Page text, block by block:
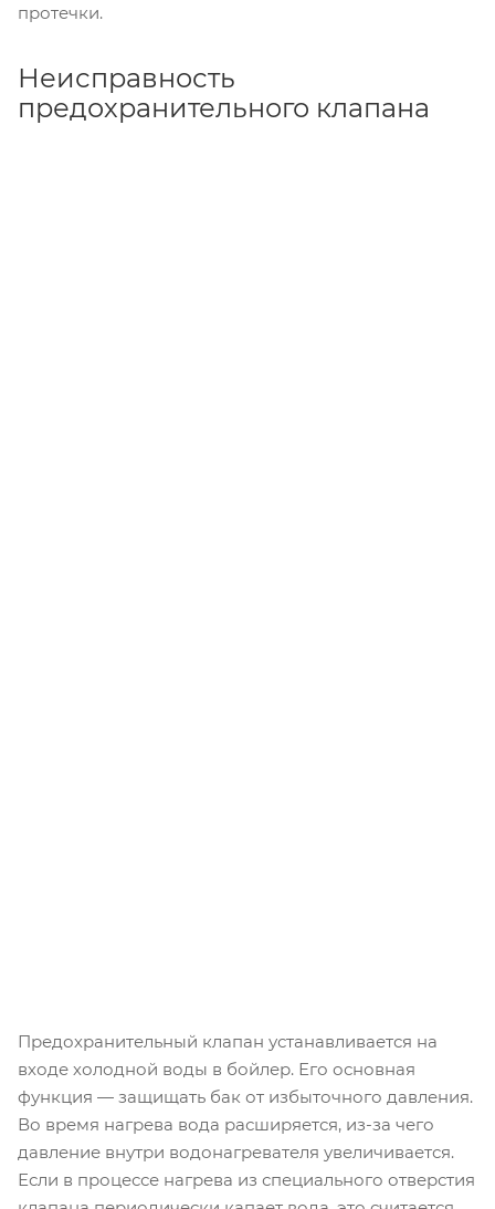
протечки.
Неисправность
предохранительного клапана
Предохранительный клапан устанавливается на
входе холодной воды в бойлер. Его основная
функция — защищать бак от избыточного давления.
Во время нагрева вода расширяется, из-за чего
давление внутри водонагревателя увеличивается.
Если в процессе нагрева из специального отверстия